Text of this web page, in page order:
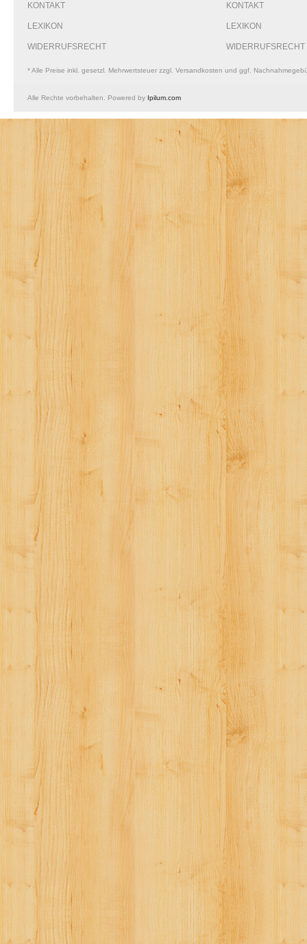
KONTAKT
LEXIKON
WIDERRUFSRECHT
KONTAKT
LEXIKON
WIDERRUFSRECHT
* Alle Preise inkl. gesetzl. Mehrwertsteuer zzgl. Versandkosten und ggf.
Alle Rechte vorbehalten. Powered by Ipilum.com